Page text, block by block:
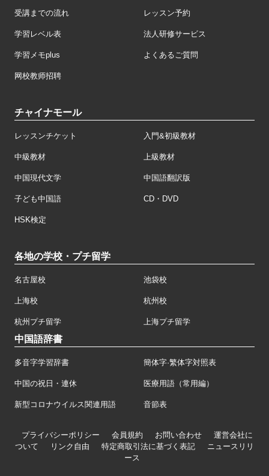
受講までの流れ レッスン予約
学習レベル表 法人研修サービス
学習メモplus よくあるご質問
网校教师招聘
チャイナモール
レッスンチケット 入門&初級教材
中級教材 上級教材
中国現代文学 中国語翻訳版
子ども中国語 CD・DVD
HSK検定
各地の学校・プチ留学
名古屋校 池袋校
上海校 杭州校
杭州プチ留学 上海プチ留学
中国語辞書
多音字学習辞書 簡体字·繁体字対照表
中国の祝日・連休 医療用語（常用編）
新型コロナウイルス関連用語 音節表
プライバシーポリシー 会員規約 お問い合わせ
運営会社に
ついて
リンク自由 特定商取引法に基づく表記
ニュースリリ
ース